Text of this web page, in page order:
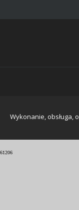
Wykonanie, obsługa,
61206